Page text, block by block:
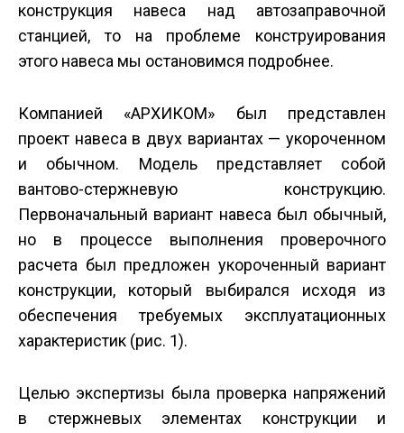
конструкция навеса над автоза­правочной
станцией, то на проблеме конструирования
этого навеса мы остановимся подробнее.
Компанией «АРХИКОМ» был представлен
проект навеса в двух вариантах — укороченном
и обычном. Модель представляет собой
вантово-стержневую конструкцию.
Первоначальный вариант навеса был обычный,
но в процессе выполнения проверочного
расчета был предложен укороченный вариант
конструкции, который выбирался исходя из
обеспечения требуемых эксплуатационных
характеристик (рис. 1).
Целью экспертизы была проверка напряжений
в стержневых элементах конструкции и